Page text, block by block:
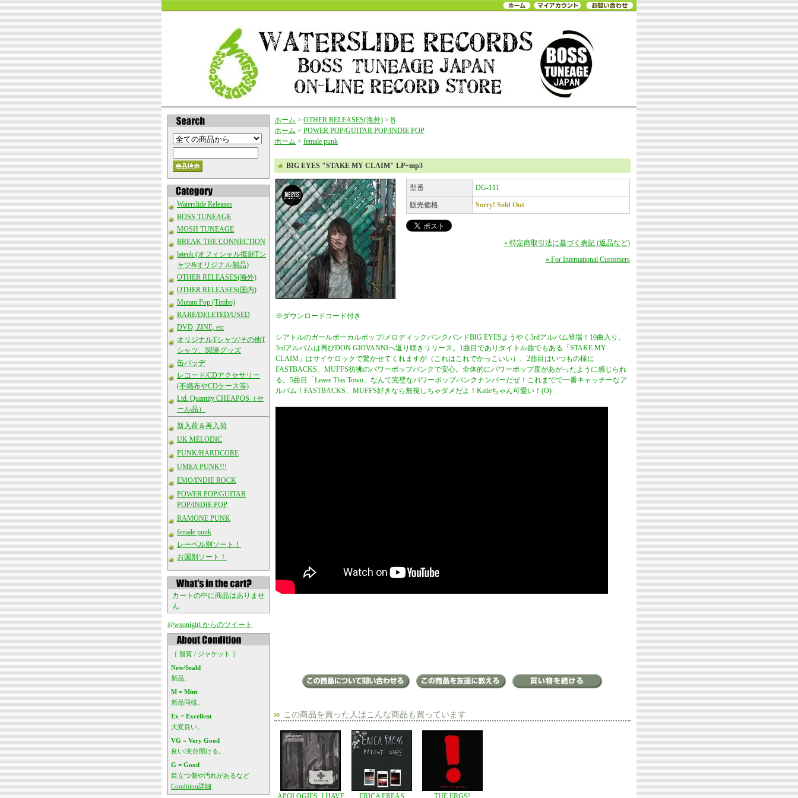
Waterslide Releases
BOSS TUNEAGE
MOSH TUNEAGE
BREAK THE CONNECTION
lateuk (オフィシャル復刻Tシ
ャツ&オリジナル製品)
OTHER RELEASES(海外)
OTHER RELEASES(国内)
Mutant Pop (Timbo)
RARE/DELETED/USED
DVD, ZINE, etc
オリジナルTシャツ/その他T
シャツ、関連グッズ
缶バッヂ
レコード/CDアクセサリー
(不織布やCDケース等)
Ltd. Quantity CHEAPOS（セ
ール品）
新入荷＆再入荷
UK MELODIC
PUNK/HARDCORE
UMEA PUNK!!!
EMO/INDIE ROCK
POWER POP/GUITAR
POP/INDIE POP
RAMONE PUNK
female punk
レーベル別ソート！
お国別ソート！
カートの中に商品はありませ
ん
@wsonigiri からのツイート
［ 盤質 / ジャケット ］
New/Seald
新品。
M = Mint
新品同様。
Ex = Excellent
大変良い。
VG = Very Good
良い/充分聞ける。
G = Good
目立つ傷や汚れがあるなど
Condition詳細
ホーム > OTHER RELEASES(海外) > B
ホーム > POWER POP/GUITAR POP/INDIE POP
ホーム > female punk
BIG EYES "STAKE MY CLAIM" LP+mp3
型番 DG-111
販売価格 Sorry! Sold Out
» 特定商取引法に基づく表記 (返品など)
» For International Customers
※ダウンロードコード付き
シアトルのガールボーカルポップ/メロディックパンクバンドBIG EYESようやく3rdアルバム登場！10曲入り。
3rdアルバムは再びDON GIOVANNIへ返り咲きリリース。1曲目でありタイトル曲でもある「STAKE MY
CLAIM」はサイケロックで驚かせてくれますが（これはこれでかっこいい）、2曲目はいつもの様に
FASTBACKS、MUFFS彷彿のパワーポップパンクで安心。全体的にパワーポップ度があがったように感じられ
る。5曲目「Leave This Town」なんて完璧なパワーポップパンクナンバーだぜ！これまでで一番キャッチーなア
ルバム！FASTBACKS、MUFFS好きなら無視しちゃダメだよ！Katieちゃん可愛い！(O)
この商品を買った人はこんな商品も買っています
APOLOGIES, I HAVE ERICA FREAS THE ERGS!